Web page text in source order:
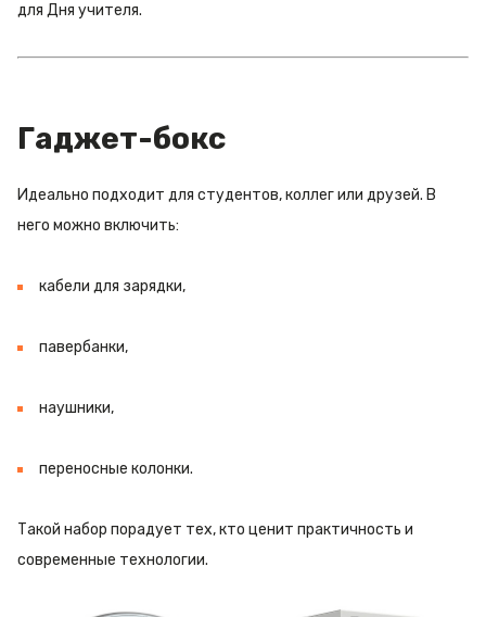
для Дня учителя.
Гаджет-бокс
Идеально подходит для студентов, коллег или друзей. В
него можно включить:
кабели для зарядки,
павербанки,
наушники,
переносные колонки.
Такой набор порадует тех, кто ценит практичность и
современные технологии.